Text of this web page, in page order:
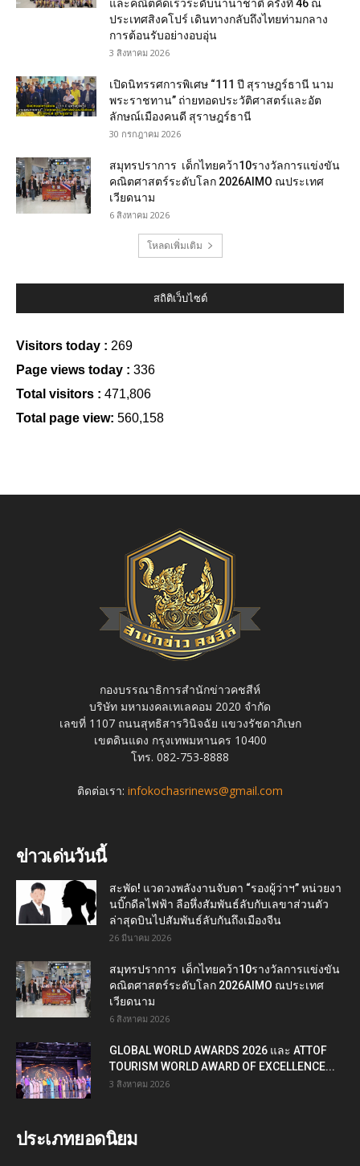
และคณิตคิดเร็วระดับนานาชาติ ครั้งที่ 46 ณ
ประเทศสิงคโปร์ เดินทางกลับถึงไทยท่ามกลาง
การต้อนรับอย่างอบอุ่น
3 สิงหาคม 2026
เปิดนิทรรศการพิเศษ “111 ปี สุราษฎร์ธานี นาม
พระราชทาน” ถ่ายทอดประวัติศาสตร์และอัต
ลักษณ์เมืองคนดี สุราษฎร์ธานี
30 กรกฎาคม 2026
สมุทรปราการ เด็กไทยคว้า10รางวัลการแข่งขัน
คณิตศาสตร์ระดับโลก 2026AIMO ณประเทศ
เวียดนาม
6 สิงหาคม 2026
โหลดเพิ่มเติม
สถิติเว็บไซต์
Visitors today : 269
Page views today : 336
Total visitors : 471,806
Total page view: 560,158
กองบรรณาธิการสำนักข่าวคชสีห์
บริษัท มหามงคลเทเลคอม 2020 จำกัด
เลขที่ 1107 ถนนสุทธิสารวินิจฉัย แขวงรัชดาภิเษก
เขตดินแดง กรุงเทพมหานคร 10400
โทร. 082-753-8888
ติดต่อเรา: infokochasrinews@gmail.com
ข่าวเด่นวันนี้
สะพัด! แวดวงพลังงานจับตา “รองผู้ว่าฯ” หน่วยงา
นบิ๊กดีลไฟฟ้า ลือหึ่งสัมพันธ์ลับกับเลขาส่วนตัว
ล่าสุดบินไปสัมพันธ์ลับกันถึงเมืองจีน
26 มีนาคม 2026
สมุทรปราการ เด็กไทยคว้า10รางวัลการแข่งขัน
คณิตศาสตร์ระดับโลก 2026AIMO ณประเทศ
เวียดนาม
6 สิงหาคม 2026
GLOBAL WORLD AWARDS 2026 และ ATTOF
TOURISM WORLD AWARD OF EXCELLENCE...
3 สิงหาคม 2026
ประเภทยอดนิยม